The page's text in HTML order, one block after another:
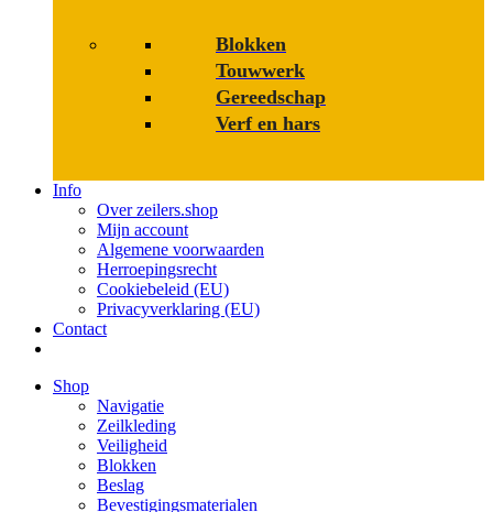
Blokken
Touwwerk
Gereedschap
Verf en hars
Info
Over zeilers.shop
Mijn account
Algemene voorwaarden
Herroepingsrecht
Cookiebeleid (EU)
Privacyverklaring (EU)
Contact
Shop
Navigatie
Zeilkleding
Veiligheid
Blokken
Beslag
Bevestigings­­materialen